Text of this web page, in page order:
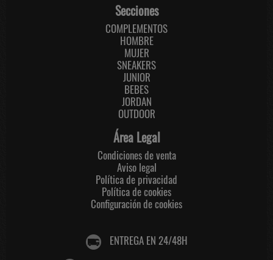
Secciones
COMPLEMENTOS
HOMBRE
MUJER
SNEAKERS
JUNIOR
BEBES
JORDAN
OUTDOOR
Área Legal
Condiciones de venta
Aviso legal
Política de privacidad
Política de cookies
Configuración de cookies
ENTREGA EN 24/48H